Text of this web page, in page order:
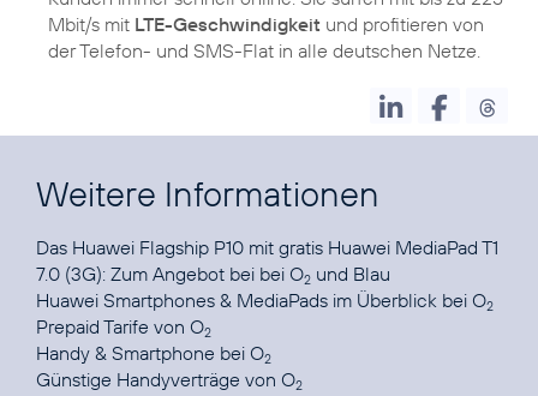
Mbit/s mit LTE-Geschwindigkeit und profitieren von
der Telefon- und SMS-Flat in alle deutschen Netze.
Weitere Informationen
Das Huawei Flagship P10 mit gratis Huawei MediaPad T1
7.0 (3G): Zum Angebot bei bei O2 und Blau
Huawei Smartphones & MediaPads im Überblick bei O2
Prepaid Tarife von O2
Handy & Smartphone bei O2
Günstige Handyverträge von O2